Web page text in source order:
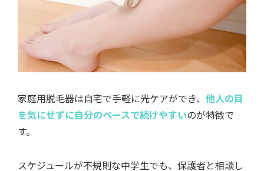
家庭用脱毛器は自宅で手軽に光ケアができ、 他人の目
を気にせずに自分のペースで続けやすいのが特徴で
す。
スケジュールが不規則な中学生でも、保護者と相談し